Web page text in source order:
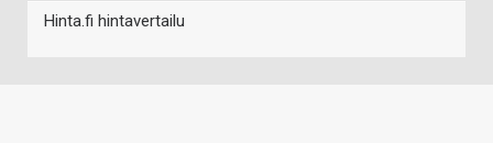
Hinta.fi hintavertailu